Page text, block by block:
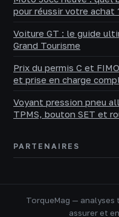
pour réussir votre achat
Voiture GT : le guide
Grand Tourisme
Prix du permis C et
et prise en charge
Voyant pression pneu
TPMS, bouton SET et
PARTENAIRES
TorqueMag — analyses
assurer et